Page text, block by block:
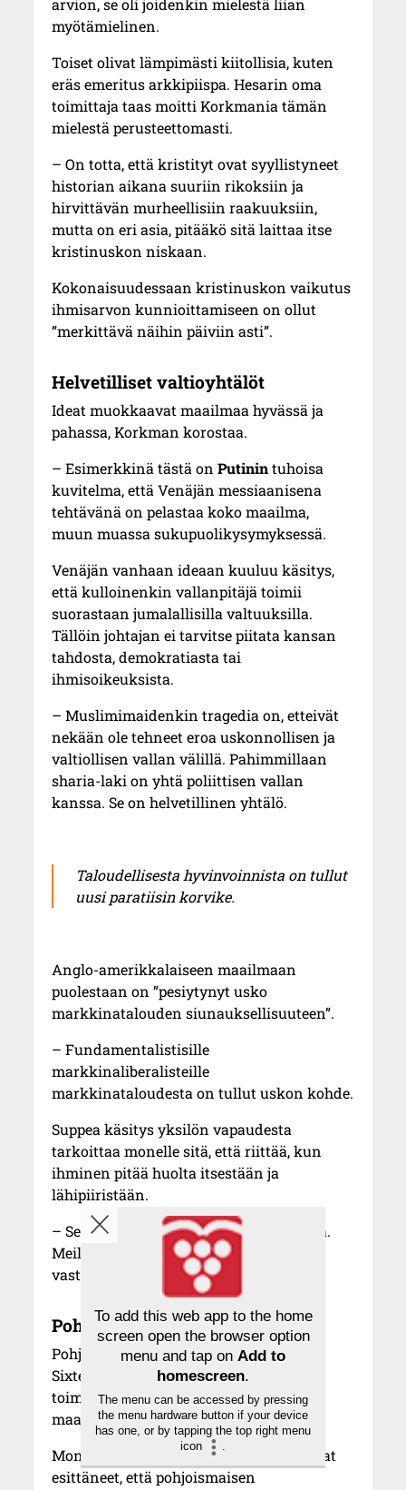
arvion, se oli joidenkin mielestä liian
myötämielinen.
Toiset olivat lämpimästi kiitollisia, kuten
eräs emeritus arkkipiispa. Hesarin oma
toimittaja taas moitti Korkmania tämän
mielestä perusteettomasti.
– On totta, että kristityt ovat syyllistyneet
historian aikana suuriin rikoksiin ja
hirvittävän murheellisiin raakuuksiin,
mutta on eri asia, pitääkö sitä laittaa itse
kristinuskon niskaan.
Kokonaisuudessaan kristinuskon vaikutus
ihmisarvon kunnioittamiseen on ollut
”merkittävä näihin päiviin asti”.
Helvetilliset valtioyhtälöt
Ideat muokkaavat maailmaa hyvässä ja
pahassa, Korkman korostaa.
– Esimerkkinä tästä onPutinintuhoisa
kuvitelma, että Venäjän messiaanisena
tehtävänä on pelastaa koko maailma,
muun muassa sukupuolikysymyksessä.
Venäjän vanhaan ideaan kuuluu käsitys,
että kulloinenkin vallanpitäjä toimii
suorastaan jumalallisilla valtuuksilla.
Tällöin johtajan ei tarvitse piitata kansan
tahdosta, demokratiasta tai
ihmisoikeuksista.
– Muslimimaidenkin tragedia on, etteivät
nekään ole tehneet eroa uskonnollisen ja
valtiollisen vallan välillä. Pahimmillaan
sharia-laki on yhtä poliittisen vallan
kanssa. Se on helvetillinen yhtälö.
Taloudellisesta hyvinvoinnista on tullut
uusi paratiisin korvike.
Anglo-amerikkalaiseen maailmaan
puolestaan on ”pesiytynyt usko
markkinatalouden siunauksellisuuteen”.
– Fundamentalistisille
markkinaliberalisteille
markkinataloudesta on tullut uskon kohde.
Suppea käsitys yksilön vapaudesta
tarkoittaa monelle sitä, että riittää, kun
ihminen pitää huolta itsestään ja
lähipiiristään.
– Se ei ole onnellisuuden kannalta hyvä.
Meillä täytyy olla myös kollektiivista
vastuuta yhteiskunnan jäsenistä.
Pohjoismainen malli paras
Pohjoismainen malli on osoittautunut
Sixten Korkmanin mukaan muita
toimivammaksi – ja siksi olemme
maailman onnellisempia maita.
Monet tutkijat, myös taloustieteilijät, ovat
esittäneet, että pohjoismaisen
To add this web app to the home
screen open the browser option
menu and tap on Add to
homescreen.
The menu can be accessed by pressing
the menu hardware button if your device
has one, or by tapping the top right menu
icon
.